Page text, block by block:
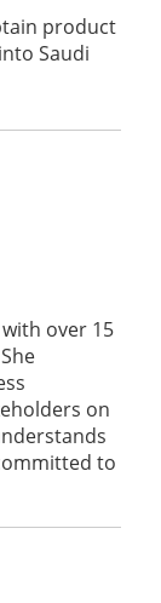
product
Saudi
over 15
on
to